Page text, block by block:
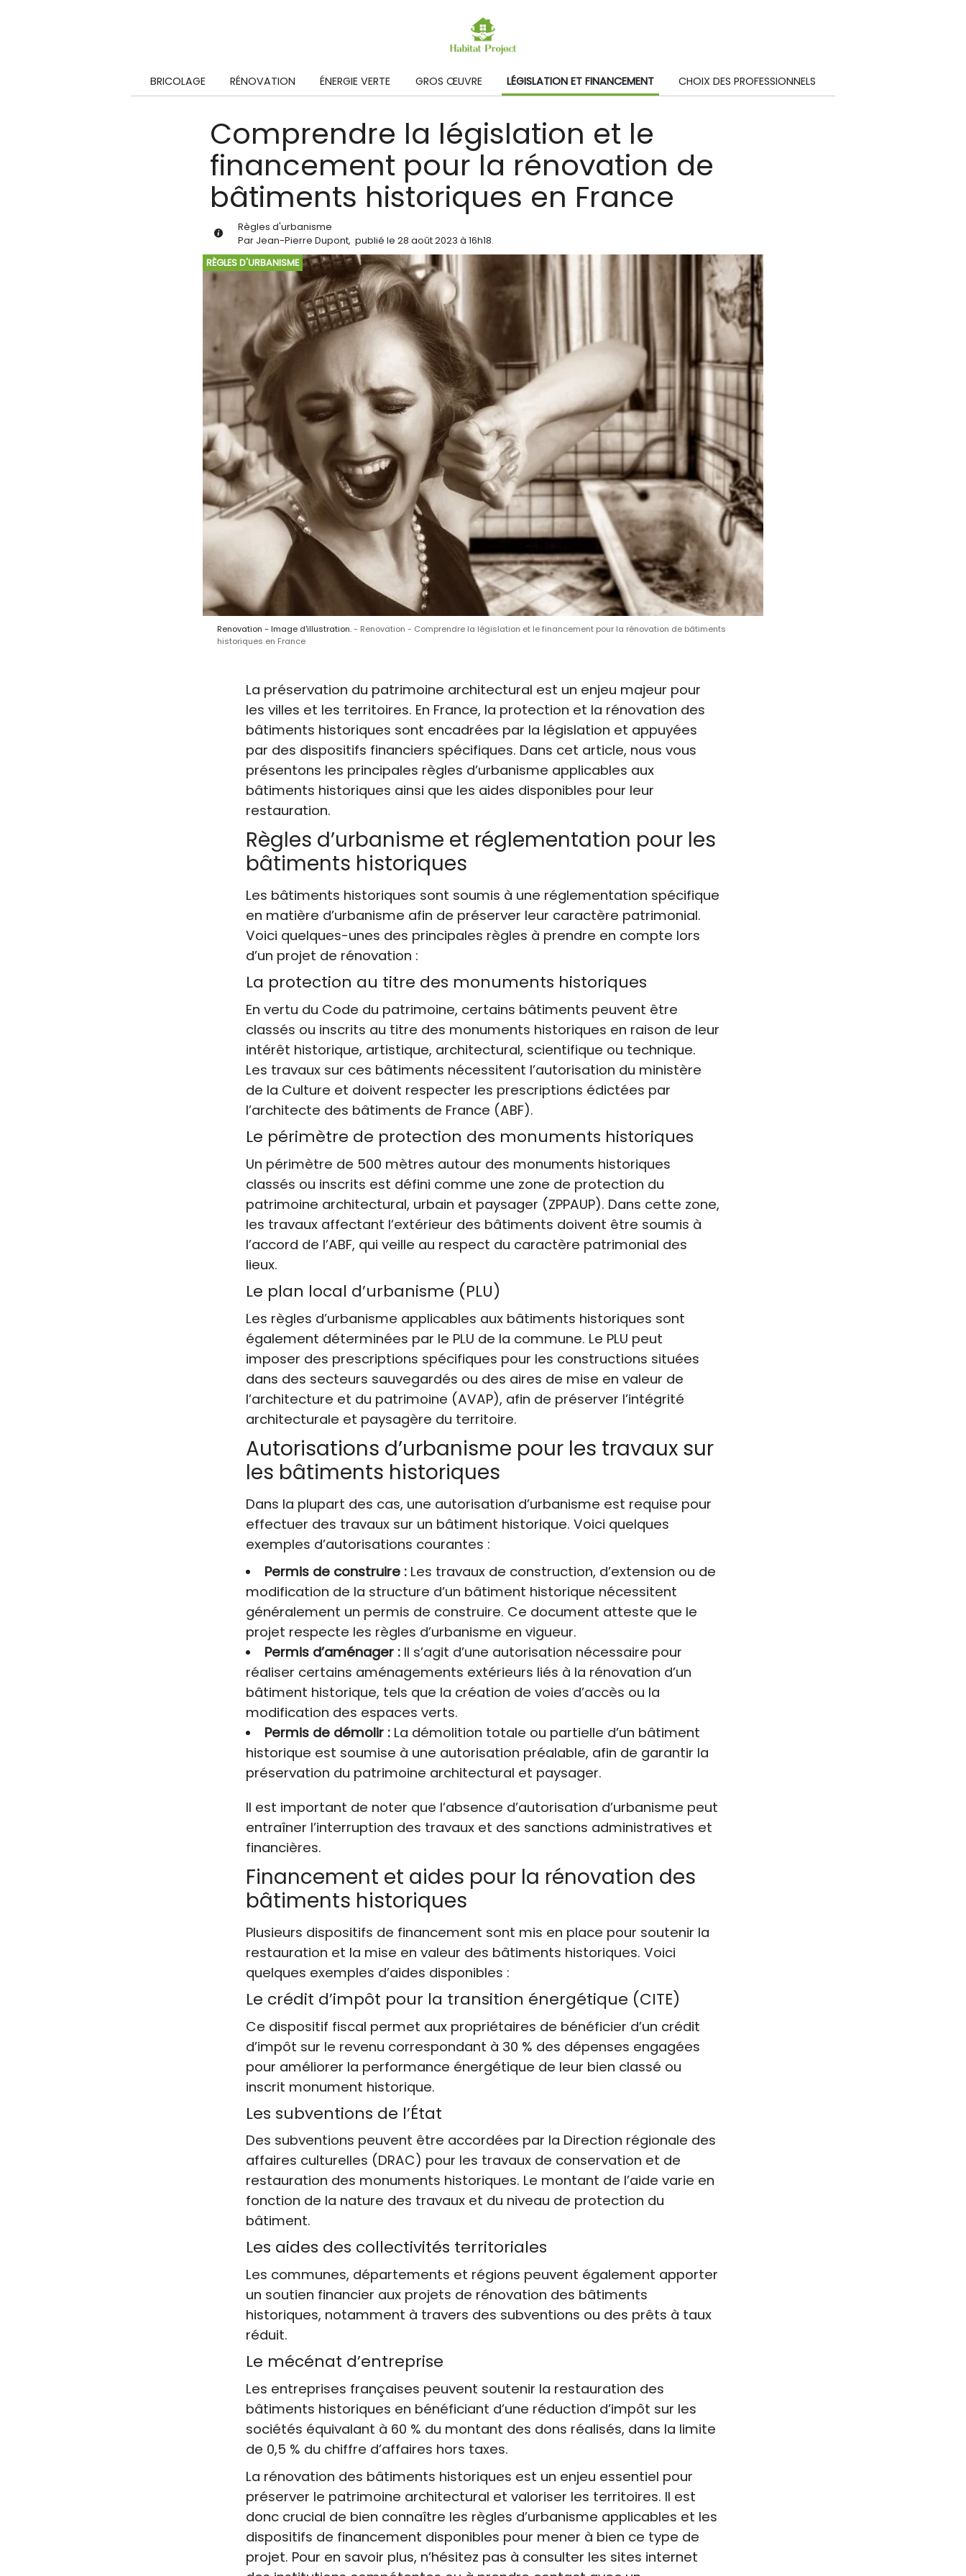
BRICOLAGE RÉNOVATION ÉNERGIE VERTE GROS ŒUVRE LÉGISLATION ET FINANCEMENT CHOIX DES PROFESSIONNELS
Comprendre la législation et le
financement pour la rénovation de
bâtiments historiques en France
Règles d'urbanisme
Par Jean-Pierre Dupont, publié le 28 août 2023 à 16h18.
RÈGLES D'URBANISME
Renovation - Image d'illustration.
Renovation - Comprendre la législation et le financement pour la rénovation de bâtiments
historiques en France
La préservation du patrimoine architectural est un enjeu majeur pour
les villes et les territoires. En France, la protection et la rénovation des
bâtiments historiques sont encadrées par la législation et appuyées
par des dispositifs financiers spécifiques. Dans cet article, nous vous
présentons les principales règles d’urbanisme applicables aux
bâtiments historiques ainsi que les aides disponibles pour leur
restauration.
Règles d’urbanisme et réglementation pour les
bâtiments historiques
Les bâtiments historiques sont soumis à une réglementation spécifique
en matière d’urbanisme afin de préserver leur caractère patrimonial.
Voici quelques-unes des principales règles à prendre en compte lors
d’un projet de rénovation :
La protection au titre des monuments historiques
En vertu du Code du patrimoine, certains bâtiments peuvent être
classés ou inscrits au titre des monuments historiques en raison de leur
intérêt historique, artistique, architectural, scientifique ou technique.
Les travaux sur ces bâtiments nécessitent l’autorisation du ministère
de la Culture et doivent respecter les prescriptions édictées par
l’architecte des bâtiments de France (ABF).
Le périmètre de protection des monuments historiques
Un périmètre de 500 mètres autour des monuments historiques
classés ou inscrits est défini comme une zone de protection du
patrimoine architectural, urbain et paysager (ZPPAUP). Dans cette zone,
les travaux affectant l’extérieur des bâtiments doivent être soumis à
l’accord de l’ABF, qui veille au respect du caractère patrimonial des
lieux.
Le plan local d’urbanisme (PLU)
Les règles d’urbanisme applicables aux bâtiments historiques sont
également déterminées par le PLU de la commune. Le PLU peut
imposer des prescriptions spécifiques pour les constructions situées
dans des secteurs sauvegardés ou des aires de mise en valeur de
l’architecture et du patrimoine (AVAP), afin de préserver l’intégrité
architecturale et paysagère du territoire.
Autorisations d’urbanisme pour les travaux sur
les bâtiments historiques
Dans la plupart des cas, une autorisation d’urbanisme est requise pour
effectuer des travaux sur un bâtiment historique. Voici quelques
exemples d’autorisations courantes :
Permis de construire :Les travaux de construction, d’extension ou de
modification de la structure d’un bâtiment historique nécessitent
généralement un permis de construire. Ce document atteste que le
projet respecte les règles d’urbanisme en vigueur.
Permis d’aménager :Il s’agit d’une autorisation nécessaire pour
réaliser certains aménagements extérieurs liés à la rénovation d’un
bâtiment historique, tels que la création de voies d’accès ou la
modification des espaces verts.
Permis de démolir :La démolition totale ou partielle d’un bâtiment
historique est soumise à une autorisation préalable, afin de garantir la
préservation du patrimoine architectural et paysager.
Il est important de noter que l’absence d’autorisation d’urbanisme peut
entraîner l’interruption des travaux et des sanctions administratives et
financières.
Financement et aides pour la rénovation des
bâtiments historiques
Plusieurs dispositifs de financement sont mis en place pour soutenir la
restauration et la mise en valeur des bâtiments historiques. Voici
quelques exemples d’aides disponibles :
Le crédit d’impôt pour la transition énergétique (CITE)
Ce dispositif fiscal permet aux propriétaires de bénéficier d’un crédit
d’impôt sur le revenu correspondant à 30 % des dépenses engagées
pour améliorer la performance énergétique de leur bien classé ou
inscrit monument historique.
Les subventions de l’État
Des subventions peuvent être accordées par la Direction régionale des
affaires culturelles (DRAC) pour les travaux de conservation et de
restauration des monuments historiques. Le montant de l’aide varie en
fonction de la nature des travaux et du niveau de protection du
bâtiment.
Les aides des collectivités territoriales
Les communes, départements et régions peuvent également apporter
un soutien financier aux projets de rénovation des bâtiments
historiques, notamment à travers des subventions ou des prêts à taux
réduit.
Le mécénat d’entreprise
Les entreprises françaises peuvent soutenir la restauration des
bâtiments historiques en bénéficiant d’une réduction d’impôt sur les
sociétés équivalant à 60 % du montant des dons réalisés, dans la limite
de 0,5 % du chiffre d’affaires hors taxes.
La rénovation des bâtiments historiques est un enjeu essentiel pour
préserver le patrimoine architectural et valoriser les territoires. Il est
donc crucial de bien connaître les règles d’urbanisme applicables et les
dispositifs de financement disponibles pour mener à bien ce type de
projet. Pour en savoir plus, n’hésitez pas à consulter les sites internet